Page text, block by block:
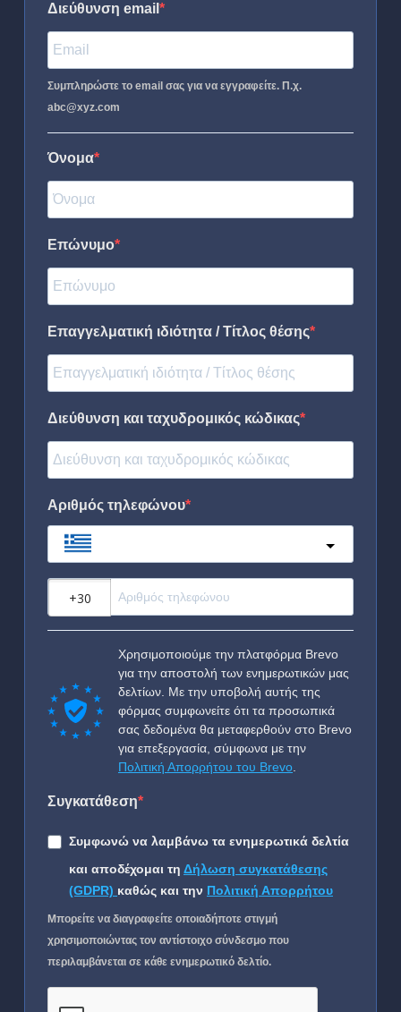
Διεύθυνση email
Συμπληρώστε το email σας για να εγγραφείτε. Π.χ.
abc@xyz.com
Όνομα
Επώνυμο
Επαγγελματική ιδιότητα / Τίτλος θέσης
Διεύθυνση και ταχυδρομικός κώδικας
Αριθμός τηλεφώνου
Χρησιμοποιούμε την πλατφόρμα Brevo
για την αποστολή των ενημερωτικών μας
δελτίων. Με την υποβολή αυτής της
φόρμας συμφωνείτε ότι τα προσωπικά
σας δεδομένα θα μεταφερθούν στο Brevo
για επεξεργασία, σύμφωνα με την
Πολιτική Απορρήτου του Brevo
Συγκατάθεση
Συμφωνώ να λαμβάνω τα ενημερωτικά δελτία
και αποδέχομαι τη Δήλωση συγκατάθεσης
(GDPR) καθώς και την Πολιτική Απορρήτου
Μπορείτε να διαγραφείτε οποιαδήποτε στιγμή
χρησιμοποιώντας τον αντίστοιχο σύνδεσμο που
περιλαμβάνεται σε κάθε ενημερωτικό δελτίο.